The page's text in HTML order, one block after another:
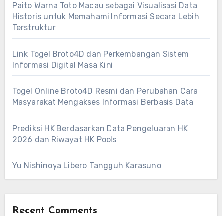
Paito Warna Toto Macau sebagai Visualisasi Data
Historis untuk Memahami Informasi Secara Lebih
Terstruktur
Link Togel Broto4D dan Perkembangan Sistem
Informasi Digital Masa Kini
Togel Online Broto4D Resmi dan Perubahan Cara
Masyarakat Mengakses Informasi Berbasis Data
Prediksi HK Berdasarkan Data Pengeluaran HK
2026 dan Riwayat HK Pools
Yu Nishinoya Libero Tangguh Karasuno
Recent Comments